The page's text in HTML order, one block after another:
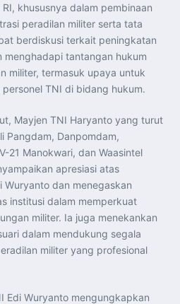
Repatriasi Artefak Budaya
Ketua DEN Perkuat Kolaborasi
dan Pembiayaan Demi Percepatan
Angkatan II Batch 1 Dibuka
Kesempatan Raih Pengalaman Kerja
Perwira Remaja AAU 2026, Tekankan
sebagai Bekal
Tantangan Global
ASEAN dan Uni Eropa Perkuat
melalui Kemitraan Strategis
Kemitraan Ekonomi ASEAN–Korea
Ketahanan Kawasan
Perkuat Ketahanan Ekonomi,
Kawasan
Perkuat Ketahanan Kawasan lewat
Ekonomi, dan Kesehatan
BI-Rate 5,75 Persen untuk Jaga
Pertumbuhan Ekonomi
Tegaskan Komitmen Perkuat
Akuntabilitas Program Makan Bergizi
khususnya dalam pembinaan
peradilan militer serta tata
berdiskusi terkait peningkatan
menghadapi tantangan hukum
militer, termasuk upaya untuk
TNI di bidang hukum.
Mayjen TNI Haryanto yang turut
Pangdam, Danpomdam,
21 Manokwari, dan Waasintel
apresiasi atas
Wuryanto dan menegaskan
institusi dalam memperkuat
militer. Ia juga menekankan
dalam mendukung segala
militer yang profesional
Edi Wuryanto mengungkapkan